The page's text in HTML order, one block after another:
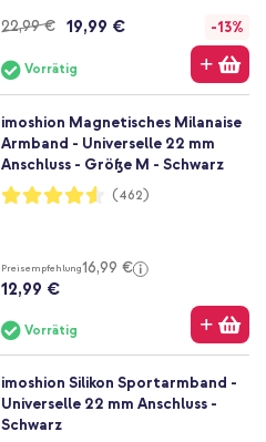
22,99 € 19,99 € -13%
Vorrätig
imoshion Magnetisches Milanaise
Armband - Universelle 22 mm
Anschluss - Größe M - Schwarz
Bewertung:
91%
(462)
Preisempfehlung16,99 €
12,99 €
Vorrätig
imoshion Silikon Sportarmband -
Universelle 22 mm Anschluss -
Schwarz